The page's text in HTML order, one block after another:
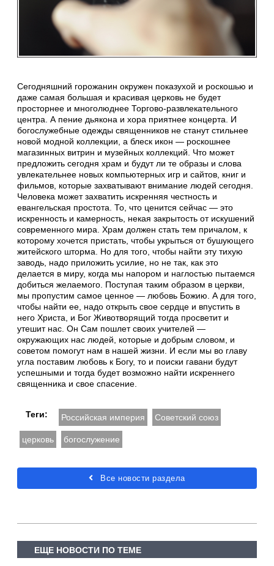
Сегодняшний горожанин окружен показухой и роскошью и
даже самая большая и красивая церковь не будет
просторнее и многолюднее Торгово-развлекательного
центра. А пение дьякона и хора приятнее концерта. И
богослужебные одежды священников не станут стильнее
новой модной коллекции, а блеск икон — роскошнее
магазинных витрин и музейных коллекций. Что может
предложить сегодня храм и будут ли те образы и слова
увлекательнее новых компьютерных игр и сайтов, книг и
фильмов, которые захватывают внимание людей сегодня.
Человека может захватить искренняя честность и
евангельская простота. То, что ценится сейчас — это
искренность и камерность, некая закрытость от искушений
современного мира. Храм должен стать тем причалом, к
которому хочется пристать, чтобы укрыться от бушующего
житейского шторма. Но для того, чтобы найти эту тихую
заводь, надо приложить усилие, но не так, как это
делается в миру, когда мы напором и наглостью пытаемся
добиться желаемого. Поступая таким образом в церкви,
мы пропустим самое ценное — любовь Божию. А для того,
чтобы найти ее, надо открыть свое сердце и впустить в
него Христа, и Бог Животворящий тогда просветит и
утешит нас. Он Сам пошлет своих учителей —
окружающих нас людей, которые и добрым словом, и
советом помогут нам в нашей жизни. И если мы во главу
угла поставим любовь к Богу, то и поиски гавани будут
успешными и тогда будет возможно найти искреннего
священника и свое спасение.
Теги: Российская империя Советский союз
церковь богослужение
Все новости раздела
ЕЩЕ НОВОСТИ ПО ТЕМЕ